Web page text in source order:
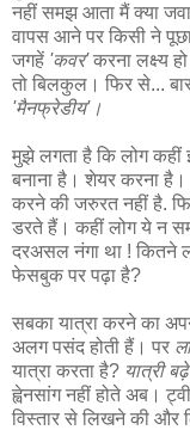
नहीं समझ आता मैं क्या
वापस आने पर किसी ने
जगहें 'कवर'करना लक्ष्य
तो बिलकुल। फिर से...
'मैनफ्रेडीय'।
मुझे लगता है कि लोग कहीं
बनाना है। शेयर करना है।
करने की जरुरत नहीं है.
डरते हैं। कहीं लोग ये न
दरअसल नंगा था ! कितने
फेसबुक पर पढ़ा है?
सबका यात्रा करने का
अलग पसंद होती हैं। पर
यात्रा करता है? यात्री
ह्वेनसांग नहीं होते अब।
विस्तार से लिखने की और